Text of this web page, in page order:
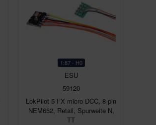
1:87 - H0
ESU
59120
LokPilot 5 FX micro DCC, 8-pin
NEM652, Retail, Spurweite N,
TT